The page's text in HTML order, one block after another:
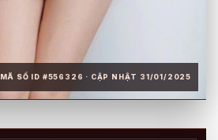
MÃ SỐ ID #556326 · CẬP NHẬT 31/01/2025